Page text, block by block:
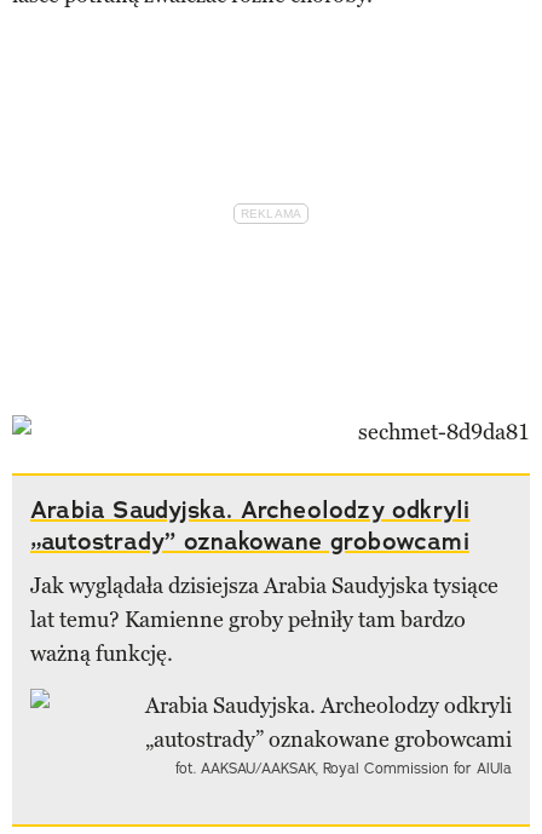
Arabia Saudyjska. Archeolodzy odkryli
„autostrady” oznakowane grobowcami
Jak wyglądała dzisiejsza Arabia Saudyjska tysiące
lat temu? Kamienne groby pełniły tam bardzo
ważną funkcję.
fot. AAKSAU/AAKSAK, Royal Commission for AlUla